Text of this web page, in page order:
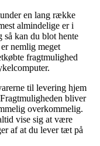
en lang række
almindelige er i
så kan du blot hente
nemlig meget
fragtmulighed
til levering hjem
bliver
overkommelig.
vise sig at være
af at du lever tæt på